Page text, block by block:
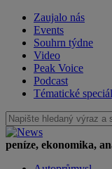
Zaujalo nás
Events
Souhrn týdne
Video
Peak Voice
Podcast
Tématické
peníze, ekonomika,